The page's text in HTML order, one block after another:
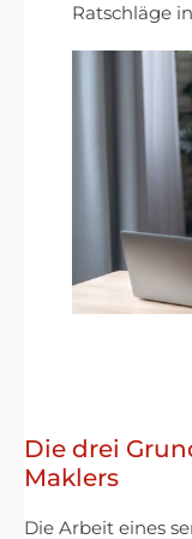
Ratschläge
Die drei
Maklers
Die Arbeit eines